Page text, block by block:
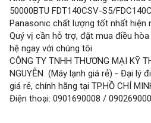
50000BTU FDT140CSV-S5/
Panasonic chất lượng tốt nhất hiện
Quý vị cần hỗ trợ, đặt mua điều
hệ ngay với chúng tôi
CÔNG TY TNHH THƯƠNG MẠI KỸ
NGUYỄN (Máy lạnh giá rẻ) - Đại lý
giá rẻ, chính hãng tại TP.HỒ CHÍ
Điện thoại: 0901690008 /